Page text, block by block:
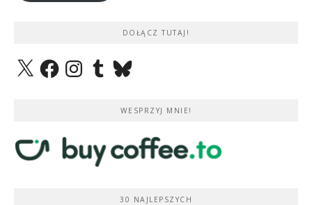
DOŁĄCZ TUTAJ!
X FacebookInstagramTumblrBluesky
WESPRZYJ MNIE!
30 NAJLEPSZYCH